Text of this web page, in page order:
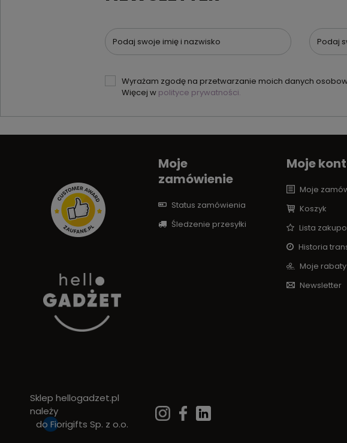
Podaj swoje imię i nazwisko Podaj
Wyrażam zgodę na przetwarzanie moich danych
Więcej w polityce prywatności.
Sklep hellogadzet.pl
należy
do Fiorigifts Sp. z o.o.
Moje
zamówienie
Status zamówienia
Śledzenie przesyłki
Moje
Moje
Koszyk
Lista
Historia
Moje rabaty
Newsletter